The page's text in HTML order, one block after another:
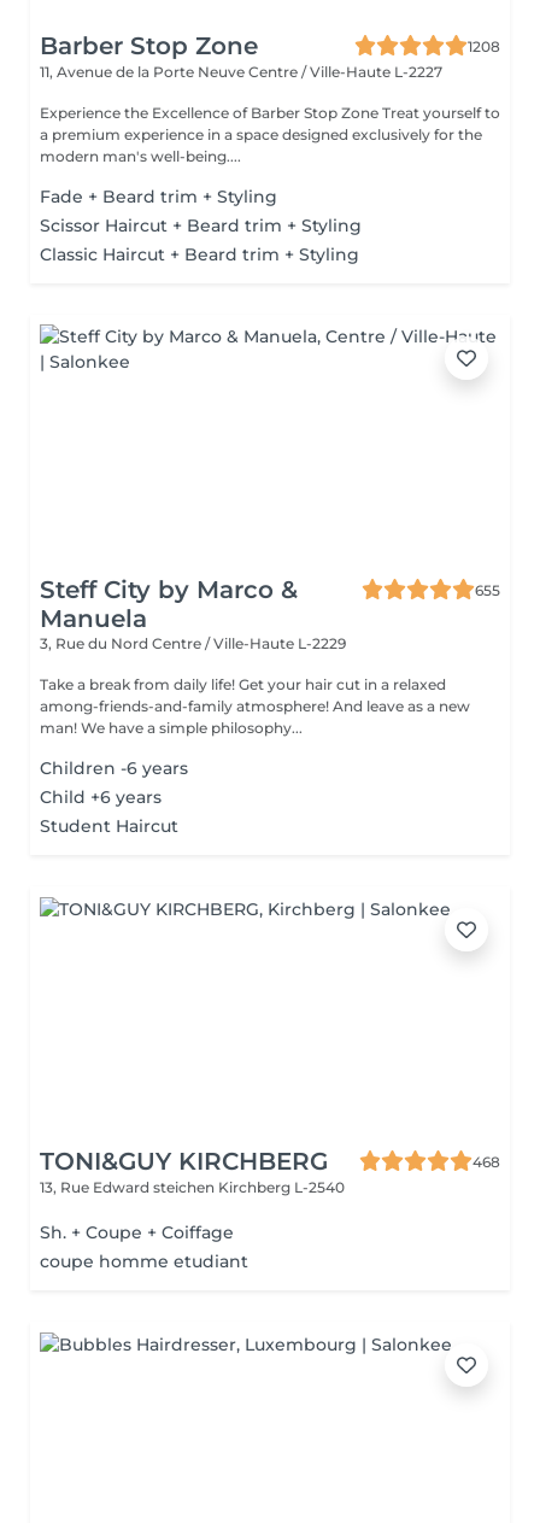
Barber Stop Zone
1208
11, Avenue de la Porte Neuve Centre / Ville-Haute L-2227
Experience the Excellence of Barber Stop Zone Treat yourself to
a premium experience in a space designed exclusively for the
modern man's well-being....
Fade + Beard trim + Styling
Scissor Haircut + Beard trim + Styling
Classic Haircut + Beard trim + Styling
Steff City by Marco &
Manuela
655
3, Rue du Nord Centre / Ville-Haute L-2229
Take a break from daily life! Get your hair cut in a relaxed
among-friends-and-family atmosphere! And leave as a new
man! We have a simple philosophy...
Children -6 years
Child +6 years
Student Haircut
TONI&GUY KIRCHBERG
468
13, Rue Edward steichen Kirchberg L-2540
Sh. + Coupe + Coiffage
coupe homme etudiant